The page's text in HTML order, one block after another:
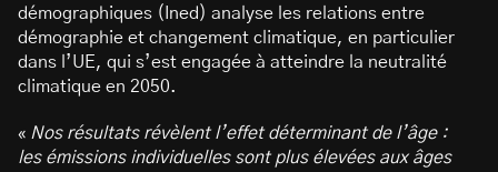
démographiques (Ined) analyse les relations entre
démographie et changement climatique, en particulier
dans l’UE, qui s’est engagée à atteindre la neutralité
climatique en 2050.
« Nos résultats révèlent l’effet déterminant de l’âge :
les émissions individuelles sont plus élevées aux âges